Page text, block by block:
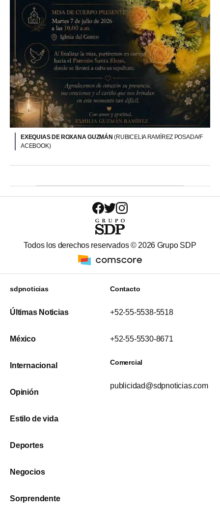
EXEQUIAS DE ROXANA GUZMÁN(RUBICELIA RAMÍREZ POSADA/F
ACEBOOK)
Todos los derechos reservados © 2026 Grupo SDP
sdpnoticias
Últimas Noticias
México
Internacional
Opinión
Estilo de vida
Deportes
Negocios
Sorprendente
Contacto
+52-55-5538-5518
+52-55-5530-8671
Comercial
publicidad@sdpnoticias.com